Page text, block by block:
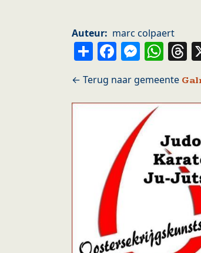
Auteur marc colpaert
Share